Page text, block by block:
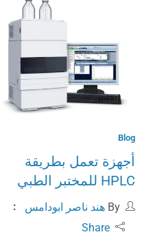
Blog
أجهزة تعمل بطريقة
HPLC للمختبر الطبي
هند ناصر ابودامس
Share